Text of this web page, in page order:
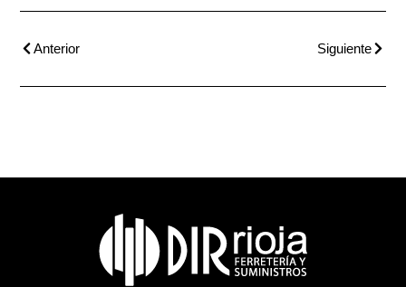
Anterior Siguiente